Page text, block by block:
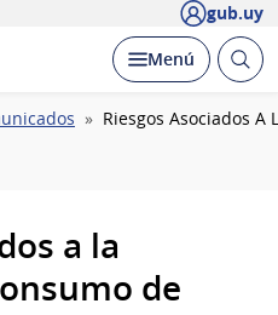
gub.uy
Desplegar
Menú Abrir
Riesgos Asociados A
a la
de